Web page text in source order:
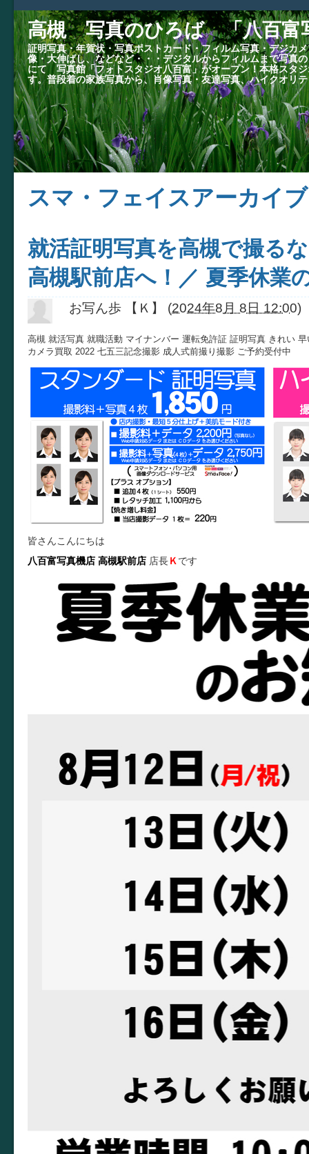
高槻 写真のひろば 「八百富
証明写真・年賀状・写真ポストカード・フィルム写真・デジカ
像・大伸ばし、などなど・・・デジタルからフィルムまで写
にて 写真館「フォトスタジオ八百富」がオープン！本格スタ
す。普段着の家族写真から、肖像写真・友達写真、ハイクオリ
スマ・フェイスアーカイブ
就活証明写真を高槻で撮る
高槻駅前店へ！／ 夏季休業
お写ん歩 【Ｋ】 (2024年8月 8日 12:00)
高槻 就活写真 就職活動 マイナンバー 運転免許証 証明写真 きれい
カメラ買取 2022 七五三記念撮影 成人式前撮り撮影 ご予約受付中
皆さんこんにちは
八百富写真機店 高槻駅前店 店長Ｋ です